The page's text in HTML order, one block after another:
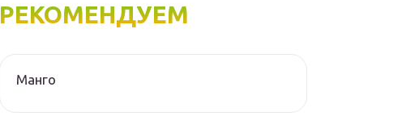
РЕКОМЕНДУЕМ
Манго